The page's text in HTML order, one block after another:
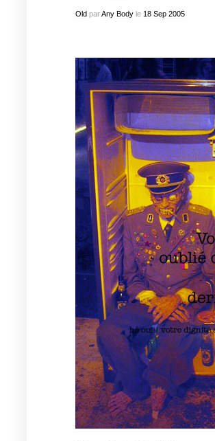
OldparAny Bodyle 18 Sep 2005